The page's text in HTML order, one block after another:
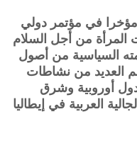
في مؤتمر دولي
من أجل السلام
السياسية من أصول
العديد من نشاطات
دول أوروبية وشرق
العربية في إيطاليا